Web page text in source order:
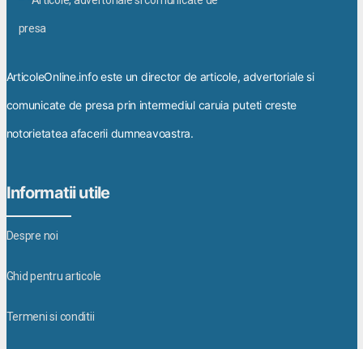
ArticoleOnline.info este un director de articole, advertoriale si
comunicate de presa prin intermediul caruia puteti creste
notorietatea afacerii dumneavoastra.
Informatii utile
Despre noi
Ghid pentru articole
Termeni si conditii